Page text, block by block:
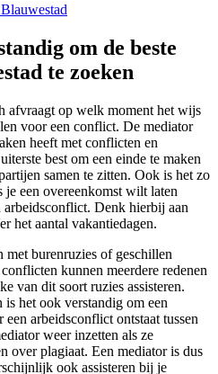
om de beste
te zoeken
afvraagt op welk moment het wijs
voor een conflict. De mediator
heeft met conflicten en
best om een einde te maken
samen te zitten. Ook is het zo
je een overeenkomst wilt laten
Denk hierbij aan
het aantal vakantiedagen.
met burenruzies of geschillen
kunnen meerdere redenen
van dit soort ruzies assisteren.
het ook verstandig om een
arbeidsconflict ontstaat tussen
weer inzetten als ze
over plagiaat. Een mediator is dus
ook assisteren bij je